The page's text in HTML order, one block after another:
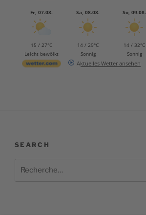
Fr, 07.08.
15 / 27°C
Leicht bewölkt
Sa, 08.08.
14 / 29°C
Sonnig
So, 09.08.
14 / 32°C
Sonnig
Aktuelles Wetter ansehen
SEARCH